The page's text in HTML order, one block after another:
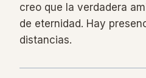
creo que la verdadera
de eternidad. Hay
distancias.